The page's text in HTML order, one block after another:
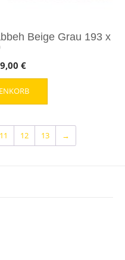
Beige Grau 193 x
€Aktueller
Preis
ist:
11 12 13 →